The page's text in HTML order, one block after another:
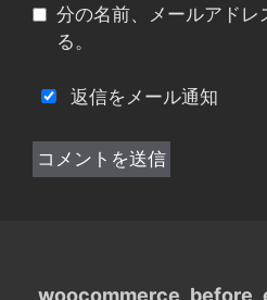
分の名前、メールアドレ
る。
返信をメール通知